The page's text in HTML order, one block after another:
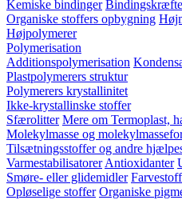
Kemiske bindinger
Organiske stoffers opbygning
Højpolymerer
Polymerisation
Additionspolymerisation
Plastpolymerers struktur
Polymerers krystallinitet
Ikke-krystallinske stoffer
Sfærolitter Mere om Termoplast,
Molekylmasse og
Tilsætningsstoffer og andre
Varmestabilisatorer Antioxidanter
Smøre- eller glidemidler
Opløselige stoffer Organiske